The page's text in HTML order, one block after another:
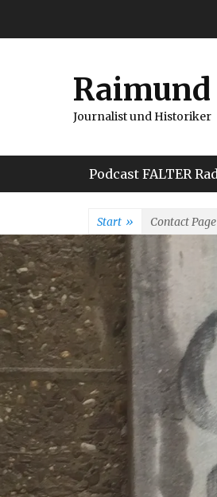
Journalist und Historiker
Hauptmenü
Podcast FALTER
Start » Contact Page